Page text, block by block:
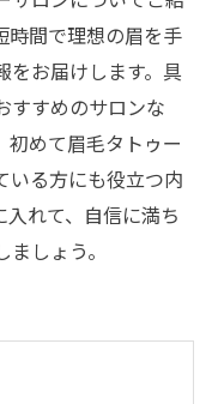
時間で理想の眉を手
をお届けします。具
すすめのサロンな
初めて眉毛タトゥー
いる方にも役立つ内
れて、自信に満ち
しょう。